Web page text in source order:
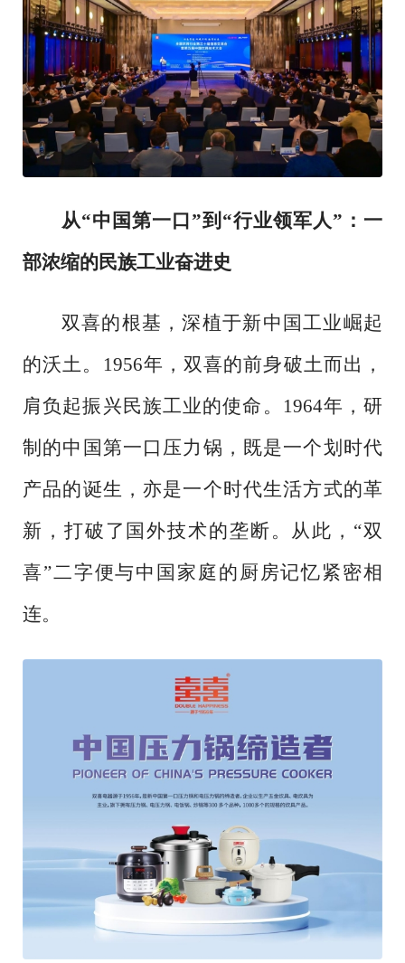
从“中国第一口”到“行业领军人”：一
部浓缩的民族工业奋进史
双喜的根基，深植于新中国工业崛起
的沃土。
1956年，双喜的前身破土而出，
肩负起振兴民族工业的使命。1964年，研
制的中国第一口压力锅，既是一个划时代
产品的诞生，亦是一个时代生活方式的革
新，打破了国外技术的垄断。从此，“双
喜”二字便与中国家庭的厨房记忆紧密相
连。